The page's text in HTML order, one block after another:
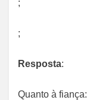
;
;
Resposta:
Quanto à fiança: